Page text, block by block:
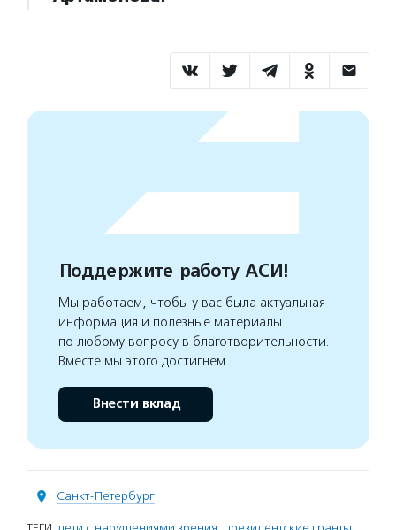
Поддержите работу АСИ!
Мы работаем, чтобы у вас была актуальная
информация и полезные материалы
по любому вопросу в благотворительности.
Вместе мы этого достигнем
Внести вклад
Санкт-Петербург